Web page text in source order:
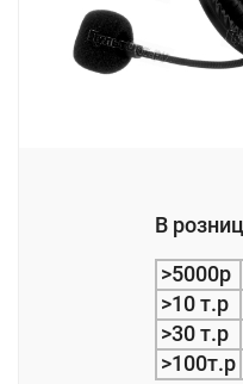
В
>5000р
>10 т.р
>30 т.р
>100т.р